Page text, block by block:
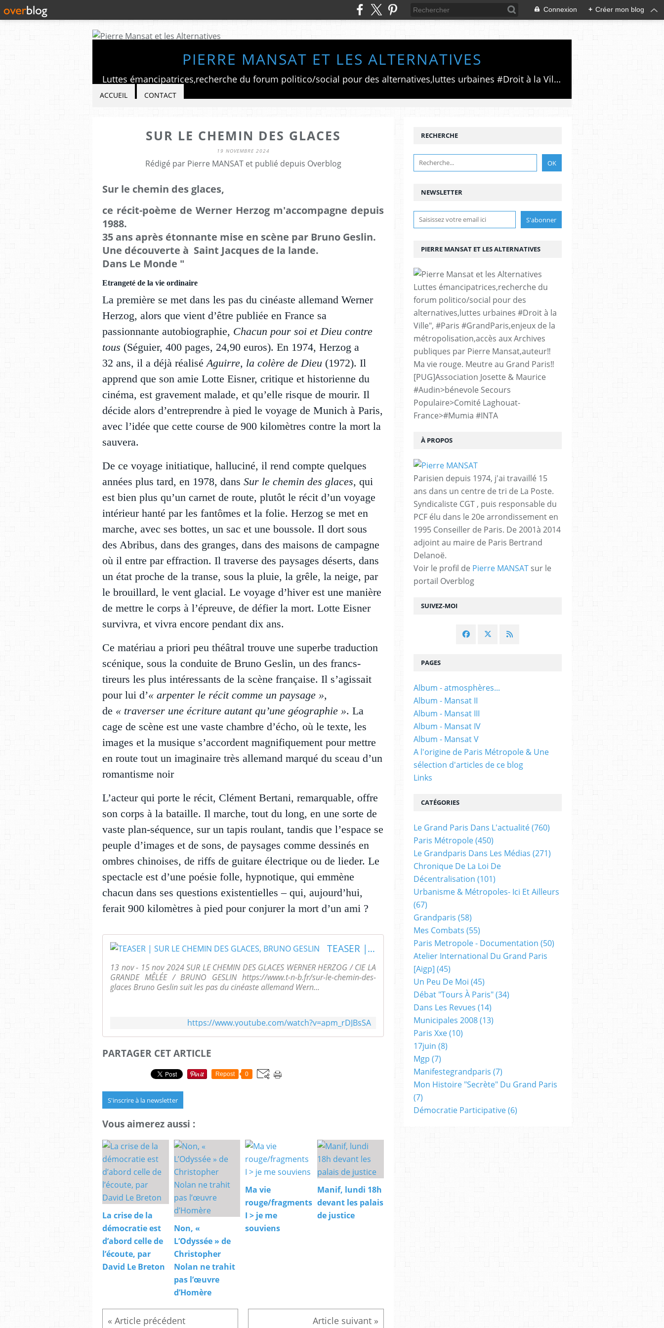
Connexion + Créer mon blog
PIERRE MANSAT ET LES ALTERNATIVES
Luttes émancipatrices,recherche du forum politico/social pour des alternatives,luttes urbaines #Droit à la Ville", #Paris #GrandParis,enjeux de la métropolisation,accès aux Archives publiques par Pierre Mansat,auteur‼️Ma vie rouge. Meutre au Grand Paris‼️[PUG]Association Josette & Maurice #Audin>bénevole Secours Populaire>Comité Laghouat-France>#Mumia #INTA
ACCUEIL CONTACT
SUR LE CHEMIN DES GLACES
19 NOVEMBRE 2024
Rédigé par Pierre MANSAT et publié depuis Overblog
Sur le chemin des glaces,
ce récit-poème de Werner Herzog m'accompagne depuis
1988.
35 ans après étonnante mise en scène par Bruno Geslin.
Une découverte à Saint Jacques de la lande.
Dans Le Monde "
Etrangeté de la vie ordinaire
La première se met dans les pas du cinéaste allemand Werner
Herzog, alors que vient d’être publiée en France sa
passionnante autobiographie, Chacun pour soi et Dieu contre
tous (Séguier, 400 pages, 24,90 euros). En 1974, Herzog a
32 ans, il a déjà réalisé Aguirre, la colère de Dieu (1972). Il
apprend que son amie Lotte Eisner, critique et historienne du
cinéma, est gravement malade, et qu’elle risque de mourir. Il
décide alors d’entreprendre à pied le voyage de Munich à Paris,
avec l’idée que cette course de 900 kilomètres contre la mort la
sauvera.
De ce voyage initiatique, halluciné, il rend compte quelques
années plus tard, en 1978, dans Sur le chemin des glaces, qui
est bien plus qu’un carnet de route, plutôt le récit d’un voyage
intérieur hanté par les fantômes et la folie. Herzog se met en
marche, avec ses bottes, un sac et une boussole. Il dort sous
des Abribus, dans des granges, dans des maisons de campagne
où il entre par effraction. Il traverse des paysages déserts, dans
un état proche de la transe, sous la pluie, la grêle, la neige, par
le brouillard, le vent glacial. Le voyage d’hiver est une manière
de mettre le corps à l’épreuve, de défier la mort. Lotte Eisner
survivra, et vivra encore pendant dix ans.
Ce matériau a priori peu théâtral trouve une superbe traduction
scénique, sous la conduite de Bruno Geslin, un des francs-
tireurs les plus intéressants de la scène française. Il s’agissait
pour lui d’« arpenter le récit comme un paysage »,
de « traverser une écriture autant qu’une géographie ». La
cage de scène est une vaste chambre d’écho, où le texte, les
images et la musique s’accordent magnifiquement pour mettre
en route tout un imaginaire très allemand marqué du sceau d’un
romantisme noir
L’acteur qui porte le récit, Clément Bertani, remarquable, offre
son corps à la bataille. Il marche, tout du long, en une sorte de
vaste plan-séquence, sur un tapis roulant, tandis que l’espace se
peuple d’images et de sons, de paysages comme dessinés en
ombres chinoises, de riffs de guitare électrique ou de lieder. Le
spectacle est d’une poésie folle, hypnotique, qui emmène
chacun dans ses questions existentielles – qui, aujourd’hui,
ferait 900 kilomètres à pied pour conjurer la mort d’un ami ?
TEASER | SUR LE CHEMIN DES GLACES, BRUNO GESLIN
13 nov - 15 nov 2024 SUR LE CHEMIN DES GLACES WERNER HERZOG / CIE LA
GRANDE MÊLÉE / BRUNO GESLIN https://www.t-n-b.fr/sur-le-chemin-des-
glaces Bruno Geslin suit les pas du cinéaste allemand Wern...
https://www.youtube.com/watch?v=apm_rDJBsSA
PARTAGER CET ARTICLE
Repost 0
S'inscrire à la newsletter
Vous aimerez aussi :
La crise de la
démocratie est
d’abord celle de
l’écoute, par
David Le Breton
Non, «
L’Odyssée » de
Christopher
Nolan ne trahit
pas l’œuvre
d’Homère
Ma vie
rouge/fragments
I > je me
souviens
Manif, lundi 18h
devant les palais
de justice
NEWSLETTER
SUIVEZ-MOI
RECHERCHE
PIERRE MANSAT ET LES ALTERNATIVES
Luttes émancipatrices,recherche du
forum politico/social pour des
alternatives,luttes urbaines #Droit à la
Ville", #Paris #GrandParis,enjeux de la
métropolisation,accès aux Archives
publiques par Pierre Mansat,auteur‼️
Ma vie rouge. Meutre au Grand Paris‼️
[PUG]Association Josette & Maurice
#Audin>bénevole Secours
Populaire>Comité Laghouat-
France>#Mumia #INTA
À PROPOS
Parisien depuis 1974, j'ai travaillé 15
ans dans un centre de tri de La Poste.
Syndicaliste CGT , puis responsable du
PCF élu dans le 20e arrondissement en
1995 Conseiller de Paris. De 2001à 2014
adjoint au maire de Paris Bertrand
Delanoë.
Voir le profil de Pierre MANSAT sur le
portail Overblog
PAGES
Album - atmosphères...
Album - Mansat II
Album - Mansat III
Album - Mansat IV
Album - Mansat V
A l'origine de Paris Métropole & Une
sélection d'articles de ce blog
Links
CATÉGORIES
Le Grand Paris Dans L'actualité(760)
Paris Métropole(450)
Le Grandparis Dans Les Médias (271)
Chronique De La Loi De
Décentralisation (101)
Urbanisme & Métropoles- Ici Et Ailleurs
(67)
Grandparis (58)
Mes Combats (55)
Paris Metropole - Documentation (50)
Atelier International Du Grand Paris
[aigp] (45)
Un Peu De Moi (45)
Débat "tours À Paris"(34)
Dans Les Revues (14)
Municipales 2008(13)
Paris Xxe(10)
17juin (8)
Mgp (7)
Manifestegrandparis (7)
Mon Histoire "secrète" Du Grand Paris
(7)
Démocratie Participative(6)